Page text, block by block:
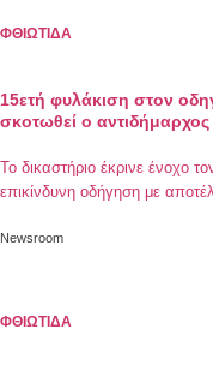
ΦΘΙΩΤΙΔΑ
15ετή φυλάκιση στον
σκοτωθεί ο
Το δικαστήριο έκρινε ένοχο
επικίνδυνη οδήγηση με
οινοπνεύματος και τοξικών
Newsroom
ΦΘΙΩΤΙΔΑ